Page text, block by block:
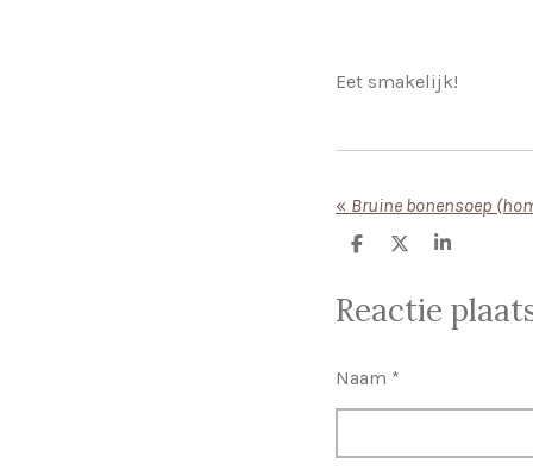
Eet smakelijk!
« Bruine bonensoep
D
e
n
D
l
S
r
Reactie
Naam *